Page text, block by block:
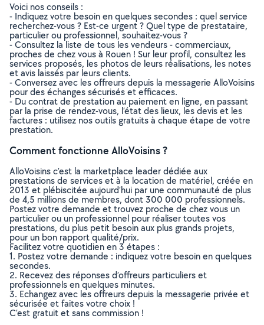
Voici nos conseils :
- Indiquez votre besoin en quelques secondes : quel service
recherchez-vous ? Est-ce urgent ? Quel type de prestataire,
particulier ou professionnel, souhaitez-vous ?
- Consultez la liste de tous les vendeurs - commerciaux,
proches de chez vous à Rouen ! Sur leur profil, consultez les
services proposés, les photos de leurs réalisations, les notes
et avis laissés par leurs clients.
- Conversez avec les offreurs depuis la messagerie AlloVoisins
pour des échanges sécurisés et efficaces.
- Du contrat de prestation au paiement en ligne, en passant
par la prise de rendez-vous, l’état des lieux, les devis et les
factures : utilisez nos outils gratuits à chaque étape de votre
prestation.
Comment fonctionne AlloVoisins ?
AlloVoisins c’est la marketplace leader dédiée aux
prestations de services et à la location de matériel, créée en
2013 et plébiscitée aujourd’hui par une communauté de plus
de 4,5 millions de membres, dont 300 000 professionnels.
Postez votre demande et trouvez proche de chez vous un
particulier ou un professionnel pour réaliser toutes vos
prestations, du plus petit besoin aux plus grands projets,
pour un bon rapport qualité/prix.
Facilitez votre quotidien en 3 étapes :
1. Postez votre demande : indiquez votre besoin en quelques
secondes.
2. Recevez des réponses d’offreurs particuliers et
professionnels en quelques minutes.
3. Echangez avec les offreurs depuis la messagerie privée et
sécurisée et faites votre choix !
C’est gratuit et sans commission !